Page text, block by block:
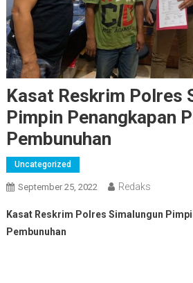
Kasat Reskrim Polres
Pimpin Penangkapan
Pembunuhan
Uncategorized
September 25, 2022 Redaks
Kasat Reskrim Polres Simalungun
Pembunuhan